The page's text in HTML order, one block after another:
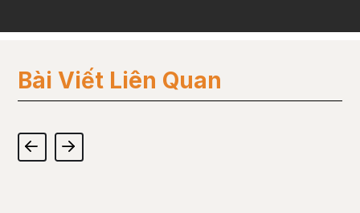
Bài Viết Liên Quan